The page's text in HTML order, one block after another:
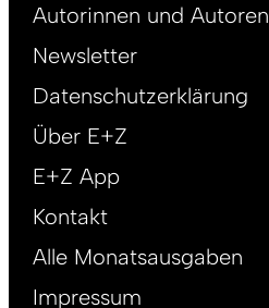
Footer
DE
Autorinnen und Autoren
Newsletter
Datenschutzerklärung
Über E+Z
E+Z App
Kontakt
Alle Monatsausgaben
Impressum